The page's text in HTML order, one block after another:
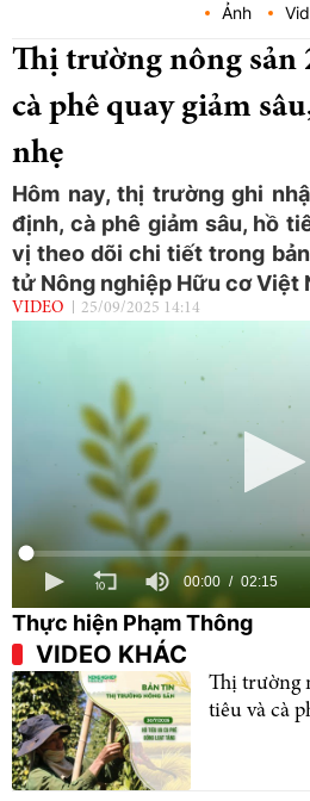
Ảnh
Thị trường nông sản
cà phê quay giảm
nhẹ
Hôm nay, thị trường ghi
định, cà phê giảm sâu, hồ
vị theo dõi chi tiết trong
tử Nông nghiệp Hữu cơ Việt
VIDEO 25/09/2025 14:14
00:00 02:15
Thực hiện Phạm Thông
VIDEO KHÁC
Thị trường
tiêu và cà